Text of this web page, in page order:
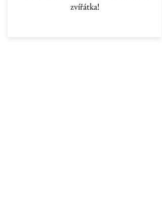
zvířátka!